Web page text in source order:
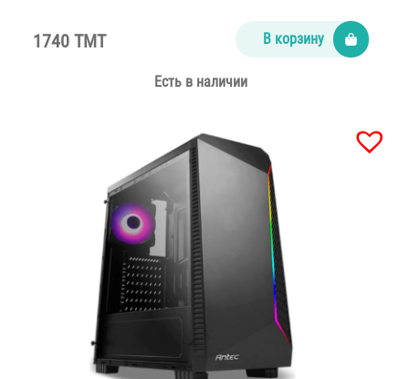
1740 TMT В корзину
Есть в наличии